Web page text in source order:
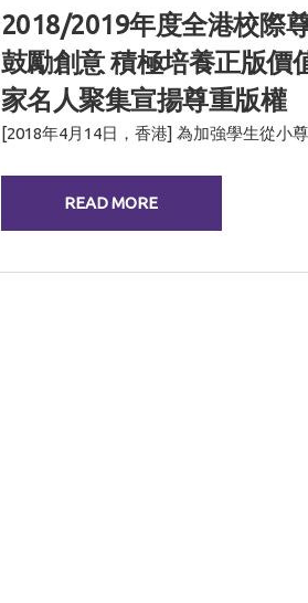
2018/2019年度全港校際
鼓勵創意 積極培養正版價
家名人聚集宣揚尊重版權
[2018年4月14日，香港] 為加強學生從小
READ MORE